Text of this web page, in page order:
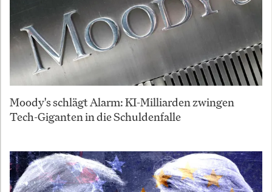
Moody's schlägt Alarm: KI-Milliarden zwingen
Tech-Giganten in die Schuldenfalle